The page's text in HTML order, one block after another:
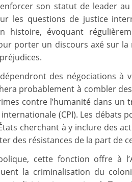
son statut de leader
les questions de justice
histoire, évoquant
porter un discours axé sur
des négociations à
probablement à combler
contre l’humanité dans
internationale (CPI). Les
cherchant à y inclure des
des résistances de la part de
cette fonction offre à
la criminalisation du